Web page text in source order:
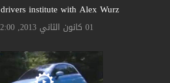
institute with Alex Wurz
01 كانون الثاني 2013, 12:00 ص